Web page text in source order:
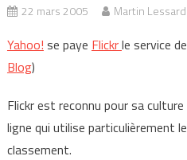
22 mars 2005 Martin Lessard
Yahoo! se paye Flickrle service
Blog)
Flickr est reconnu pour sa
ligne qui utilise particulièrement
classement.